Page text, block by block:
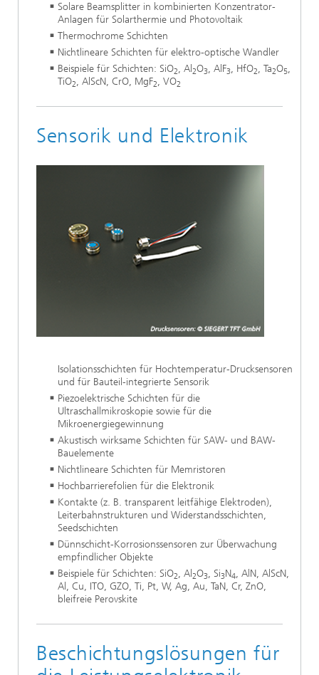
Solare Beamsplitter in kombinierten Konzentrator-
Anlagen für Solarthermie und Photovoltaik
Thermochrome Schichten
Nichtlineare Schichten für elektro-optische Wandler
Beispiele für Schichten: SiO2, Al 2O3, AlF3, HfO2, Ta2O5,
TiO2, AlScN, CrO, MgF2, VO2
Sensorik und Elektronik
Isolationsschichten für Hochtemperatur-Drucksensoren
und für Bauteil-integrierte Sensorik
Piezoelektrische Schichten für die
Ultraschallmikroskopie sowie für die
Mikroenergiegewinnung
Akustisch wirksame Schichten für SAW- und BAW-
Bauelemente
Nichtlineare Schichten für Memristoren
Hochbarrierefolien für die Elektronik
Kontakte (z. B. transparent leitfähige Elektroden),
Leiterbahnstrukturen und Widerstandsschichten,
Seedschichten
Dünnschicht-Korrosionssensoren zur Überwachung
empfindlicher Objekte
Beispiele für Schichten: SiO2, Al 2O3, Si3N4, AlN, AlScN,
Al, Cu, ITO, GZO, Ti, Pt, W, Ag, Au, TaN, Cr, ZnO,
bleifreie Perovskite
Beschichtungslösungen für